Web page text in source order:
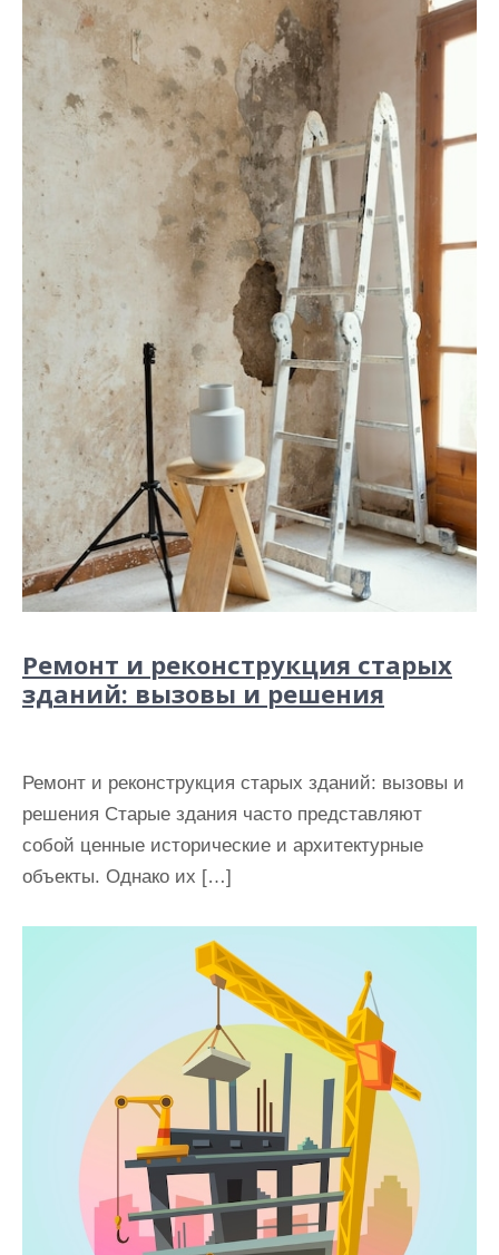
Ремонт и реконструкция старых
зданий: вызовы и решения
Ремонт и реконструкция старых зданий: вызовы и
решения Старые здания часто представляют
собой ценные исторические и архитектурные
объекты. Однако их […]